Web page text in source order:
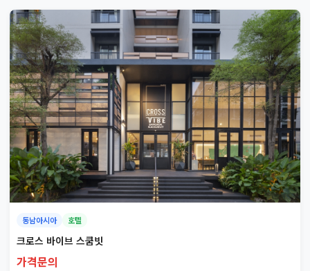
동남아시아 호텔
크로스 바이브 스쿰빗
가격문의